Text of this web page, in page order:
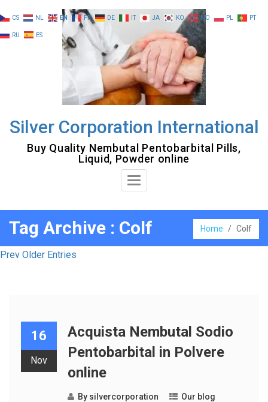
to
content
Silver Corporation International
Buy Quality Nembutal Pentobarbital Pills,
Liquid, Powder online
Toggle
Tag Archive : Colf Home / Colf
Prev Older Entries
16
Nov
Acquista Nembutal Sodio
Pentobarbital in Polvere
online
By silvercorporation
Our blog
CS NL EN FR DE IT JA KO NO PL PT
RU ES